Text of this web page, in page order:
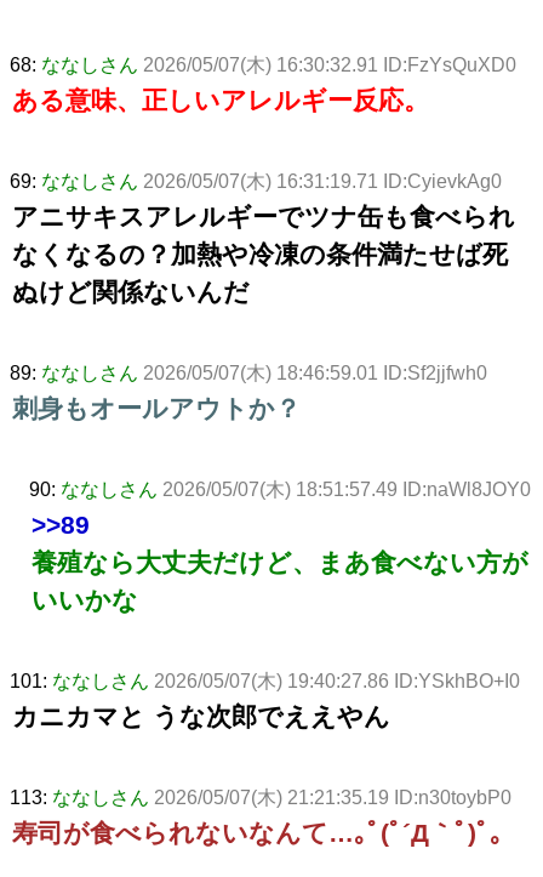
68: ななしさん 2026/05/07(木) 16:30:32.91 ID:FzYsQuXD0
ある意味、正しいアレルギー反応。
69: ななしさん 2026/05/07(木) 16:31:19.71 ID:CyievkAg0
アニサキスアレルギーでツナ缶も食べられ
なくなるの？加熱や冷凍の条件満たせば死
ぬけど関係ないんだ
89: ななしさん 2026/05/07(木) 18:46:59.01 ID:Sf2jjfwh0
刺身もオールアウトか？
90: ななしさん 2026/05/07(木) 18:51:57.49 ID:naWl8JOY0
>>89
養殖なら大丈夫だけど、まあ食べない方が
いいかな
101: ななしさん 2026/05/07(木) 19:40:27.86 ID:YSkhBO+I0
カニカマと うな次郎でええやん
113: ななしさん 2026/05/07(木) 21:21:35.19 ID:n30toybP0
寿司が食べられないなんて…｡ﾟ(ﾟ´Д｀ﾟ)ﾟ｡